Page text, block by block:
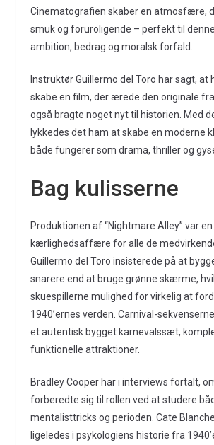
Cinematografien skaber en atmosfære,
smuk og foruroligende – perfekt til
ambition, bedrag og moralsk forfald.
Instruktør Guillermo del Toro har sagt, at
skabe en film, der ærede den originale
også bragte noget nyt til historien. Med
lykkedes det ham at skabe en moderne
både fungerer som drama, thriller og
Bag kulisserne
Produktionen af “Nightmare Alley” var en
kærlighedsaffære for alle de
Guillermo del Toro insisterede på at
snarere end at bruge grønne skærme,
skuespillerne mulighed for virkelig at
1940’ernes verden. Carnival-
et autentisk bygget karnevalssæt,
funktionelle attraktioner.
Bradley Cooper har i interviews fortalt,
forberedte sig til rollen ved at studere
mentalisttricks og perioden. Cate
ligeledes i psykologiens historie fra